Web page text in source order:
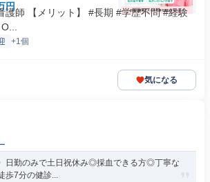
円
護師 【メリット】 #長期 #学歴不問 #経験
+1個
気になる
日勤のみで土日祝休み◎採血できる方◎丁寧な
歩7分の健診...